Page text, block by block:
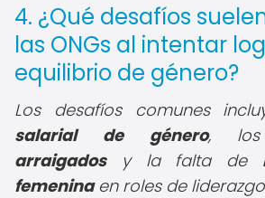
4. ¿Qué desafíos
las ONGs al intentar
equilibrio de género?
Los desafíos comunes
salarial de género,
arraigadosy la falta de
femeninaen roles de